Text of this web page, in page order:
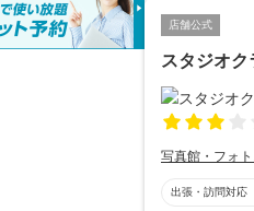
店舗公式
スタジオク
写真館・フォ
出張・訪問対応